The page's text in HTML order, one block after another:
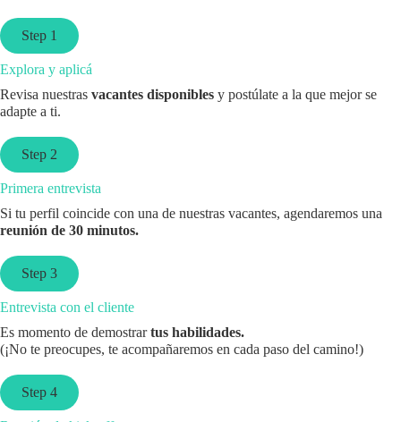
Step 1
Explora y aplicá
Revisa nuestras vacantes disponibles y postúlate a la que mejor se
adapte a ti.
Step 2
Primera entrevista
Si tu perfil coincide con una de nuestras vacantes, agendaremos una
reunión de 30 minutos.
Step 3
Entrevista con el cliente
Es momento de demostrartus habilidades.
(¡No te preocupes, te acompañaremos en cada paso del camino!)
Step 4